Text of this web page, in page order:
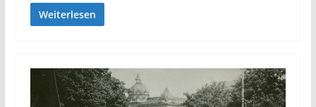
Weiterlesen